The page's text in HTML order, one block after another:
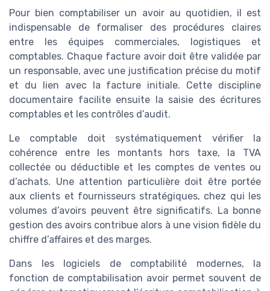
Pour bien comptabiliser un avoir au quotidien, il est
indispensable de formaliser des procédures claires
entre les équipes commerciales, logistiques et
comptables. Chaque facture avoir doit être validée par
un responsable, avec une justification précise du motif
et du lien avec la facture initiale. Cette discipline
documentaire facilite ensuite la saisie des écritures
comptables et les contrôles d’audit.
Le comptable doit systématiquement vérifier la
cohérence entre les montants hors taxe, la TVA
collectée ou déductible et les comptes de ventes ou
d’achats. Une attention particulière doit être portée
aux clients et fournisseurs stratégiques, chez qui les
volumes d’avoirs peuvent être significatifs. La bonne
gestion des avoirs contribue alors à une vision fidèle du
chiffre d’affaires et des marges.
Dans les logiciels de comptabilité modernes, la
fonction de comptabilisation avoir permet souvent de